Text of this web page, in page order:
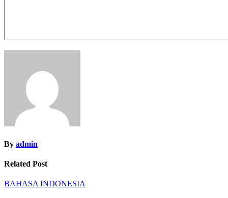
By admin
Related Post
BAHASA INDONESIA